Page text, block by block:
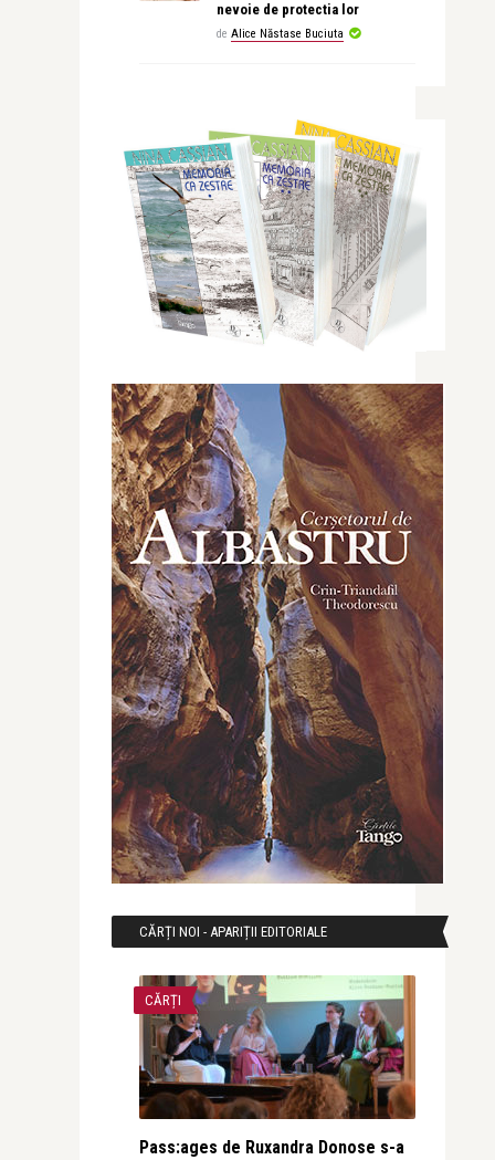
nevoie de protectia lor
de Alice Năstase Buciuta
CĂRȚI NOI - APARIȚII EDITORIALE
CĂRȚI
Pass:ages de Ruxandra Donose s-a